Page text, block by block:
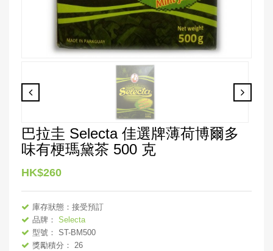
巴拉圭 Selecta 佳選牌薄荷博爾多
味有梗瑪黛茶 500 克
HK$260
庫存狀態：接受預訂
品牌： Selecta
型號： ST-BM500
獎勵積分： 26